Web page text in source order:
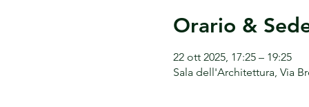
Orario &
22 ott 2025, 17:25 – 19:25
Sala dell'Architettura, Via